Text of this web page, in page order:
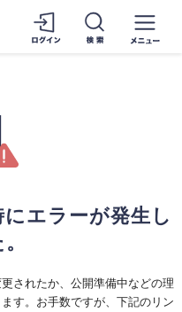
エラーが発生し
されたか、公開準備中などの理
す。お手数ですが、下記のリン